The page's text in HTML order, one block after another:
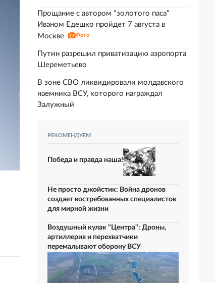
Прощание с автором "золотого паса"
Иваном Едешко пройдет 7 августа в
Москве
Фото
Путин разрешил приватизацию аэропорта
Шереметьево
В зоне СВО ликвидировали молдавского
наемника ВСУ, которого награждал
Залужный
РЕКОМЕНДУЕМ
Победа и правда наша!
Не просто джойстик: Война дронов
создает востребованных специалистов
для мирной жизни
Воздушный кулак "Центра": Дроны,
артиллерия и перехватчики
перемалывают оборону ВСУ